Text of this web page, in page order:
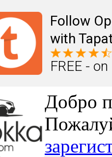
Follow
with
FREE -
Добро